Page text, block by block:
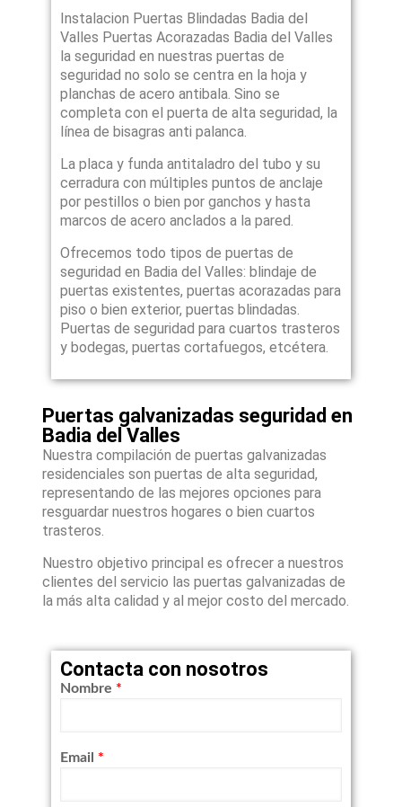
Instalacion Puertas Blindadas Badia del
Valles Puertas Acorazadas Badia del Valles
la seguridad en nuestras puertas de
seguridad no solo se centra en la hoja y
planchas de acero antibala. Sino se
completa con el puerta de alta seguridad, la
línea de bisagras anti palanca.
La placa y funda antitaladro del tubo y su
cerradura con múltiples puntos de anclaje
por pestillos o bien por ganchos y hasta
marcos de acero anclados a la pared.
Ofrecemos todo tipos de puertas de
seguridad en Badia del Valles: blindaje de
puertas existentes, puertas acorazadas para
piso o bien exterior, puertas blindadas.
Puertas de seguridad para cuartos trasteros
y bodegas, puertas cortafuegos, etcétera.
Puertas galvanizadas seguridad en
Badia del Valles
Nuestra compilación de puertas galvanizadas
residenciales son puertas de alta seguridad,
representando de las mejores opciones para
resguardar nuestros hogares o bien cuartos
trasteros.
Nuestro objetivo principal es ofrecer a nuestros
clientes del servicio las puertas galvanizadas de
la más alta calidad y al mejor costo del mercado.
Contacta con nosotros
Nombre *
Email *